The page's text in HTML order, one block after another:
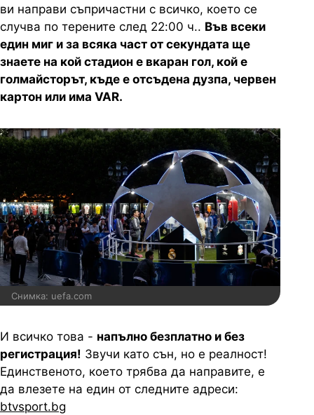
ви направи съпричастни с всичко, което се
случва по терените след 22:00 ч.. Във всеки
един миг и за всяка част от секундата ще
знаете на кой стадион е вкаран гол, кой е
голмайсторът, къде е отсъдена дузпа, червен
картон или има VAR.
Снимка: uefa.com
И всичко това - напълно безплатно и без
регистрация! Звучи като сън, но е реалност!
Единственото, което трябва да направите, е
да влезете на един от следните адреси:
btvsport.bg